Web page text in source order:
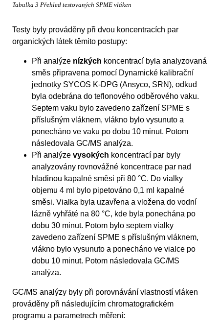
Tabulka 3 Přehled testovaných SPME vláken
Testy byly prováděny při dvou koncentracích par
organických látek těmito postupy:
Při analýze nízkých koncentrací byla analyzovaná
směs připravena pomocí Dynamické kalibrační
jednotky SYCOS K-DPG (Ansyco, SRN), odkud
byla odebrána do teflonového odběrového vaku.
Septem vaku bylo zavedeno zařízení SPME s
příslušným vláknem, vlákno bylo vysunuto a
ponecháno ve vaku po dobu 10 minut. Potom
následovala GC/MS analýza.
Při analýze vysokých koncentrací par byly
analyzovány rovnovážné koncentrace par nad
hladinou kapalné směsi při 80 °C. Do vialky
objemu 4 ml bylo pipetováno 0,1 ml kapalné
směsi. Vialka byla uzavřena a vložena do vodní
lázně vyhřáté na 80 °C, kde byla ponechána po
dobu 30 minut. Potom bylo septem vialky
zavedeno zařízení SPME s příslušným vláknem,
vlákno bylo vysunuto a ponecháno ve vialce po
dobu 10 minut. Potom následovala GC/MS
analýza.
GC/MS analýzy byly při porovnávání vlastností vláken
prováděny při následujícím chromatografickém
programu a parametrech měření: